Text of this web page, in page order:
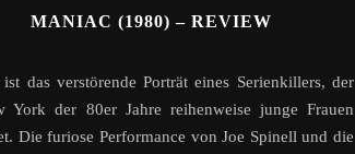
MANIAC (1980) – REVIEW
das verstörende Porträt eines Serienkillers, der
York der 80er Jahre reihenweise junge Frauen
Die furiose Performance von Joe Spinell und die